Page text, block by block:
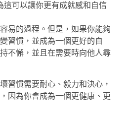
這可以讓你更有成就感和自信
易的過程。但是，如果你能夠
習慣，並成為一個更好的自
不懈，並且在需要時向他人尋
習慣需要耐心、毅力和決心，
因為你會成為一個更健康、更